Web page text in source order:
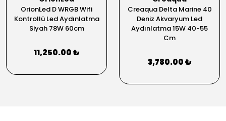
OrionLed D WRGB Wifi
Kontrollü Led Aydınlatma
Siyah 78W 60cm
11,250.00 ₺
Creaqua Delta Marine 40
Deniz Akvaryum Led
Aydınlatma 15W 40-55
Cm
3,780.00 ₺